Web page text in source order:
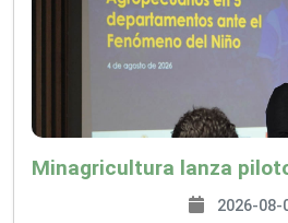
2026-08-